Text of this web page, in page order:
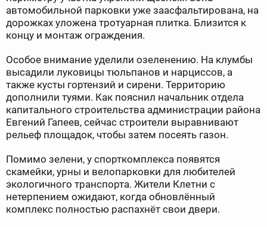
автомобильной парковки уже заасфальтирована, на
дорожках уложена тротуарная плитка. Близится к
концу и монтаж ограждения.
Особое внимание уделили озеленению. На клумбы
высадили луковицы тюльпанов и нарциссов, а
также кусты гортензий и сирени. Территорию
дополнили туями. Как пояснил начальник отдела
капитального строительства администрации района
Евгений Гапеев, сейчас строители выравнивают
рельеф площадок, чтобы затем посеять газон.
Помимо зелени, у спорткомплекса появятся
скамейки, урны и велопарковки для любителей
экологичного транспорта. Жители Клетни с
нетерпением ожидают, когда обновлённый
комплекс полностью распахнёт свои двери.